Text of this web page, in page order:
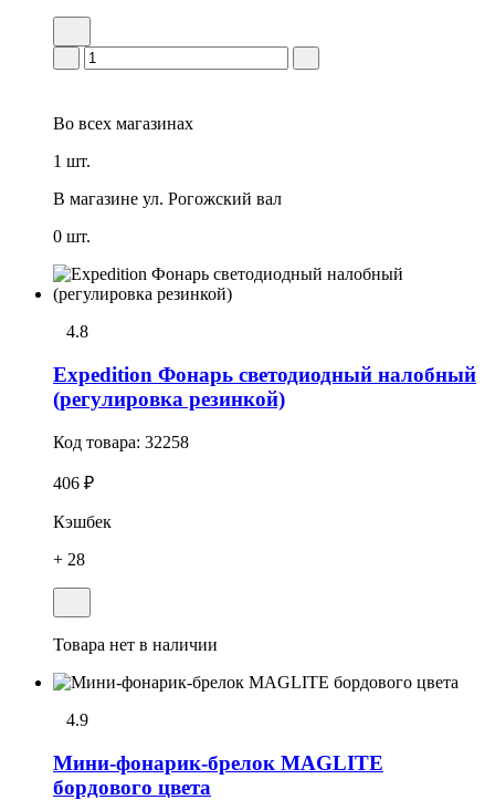
Во всех магазинах
1 шт.
В магазине ул. Рогожский вал
0 шт.
4.8
Expedition Фонарь светодиодный налобный
(регулировка резинкой)
Код товара: 32258
406 ₽
Кэшбек
+ 28
Товара нет в наличии
4.9
Мини-фонарик-брелок MAGLITE
бордового цвета